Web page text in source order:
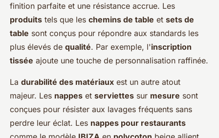
finition parfaite et une résistance accrue. Les
produits tels que les chemins de table et sets de
table sont conçus pour répondre aux standards les
plus élevés de qualité. Par exemple, l'inscription
tissée ajoute une touche de personnalisation raffinée.
La durabilité des matériaux est un autre atout
majeur. Les nappes et serviettes sur mesure sont
conçues pour résister aux lavages fréquents sans
perdre leur éclat. Les nappes pour restaurants